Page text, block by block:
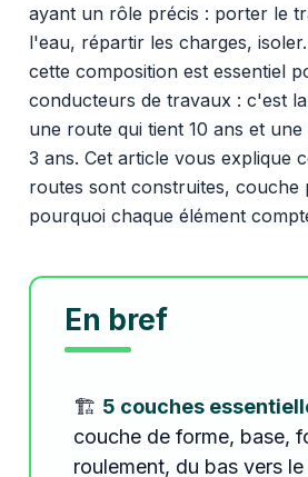
ayant un rôle précis : porter le
l'eau, répartir les charges,
cette composition est essentiel
conducteurs de travaux : c'est
une route qui tient 10 ans et
3 ans. Cet article vous explique
routes sont construites, couche
pourquoi chaque élément
En bref
🏗️ 5 couches
couche de forme, base,
roulement, du bas vers le